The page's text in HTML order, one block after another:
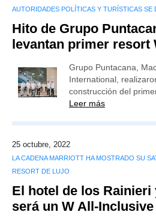
AUTORIDADES POLÍTICAS Y TURÍSTICAS SE
Hito de Grupo
levantan primer resort
Grupo Puntacana,
International,
construcción del
Leer más
25 octubre, 2022
LA CADENA MARRIOTT HA MOSTRADO SU
RESORT DE LUJO
El hotel de los Rainieri
será un W All-Inclusive